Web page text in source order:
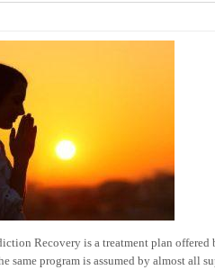
Recovery is a treatment plan
same program is assumed by almost all